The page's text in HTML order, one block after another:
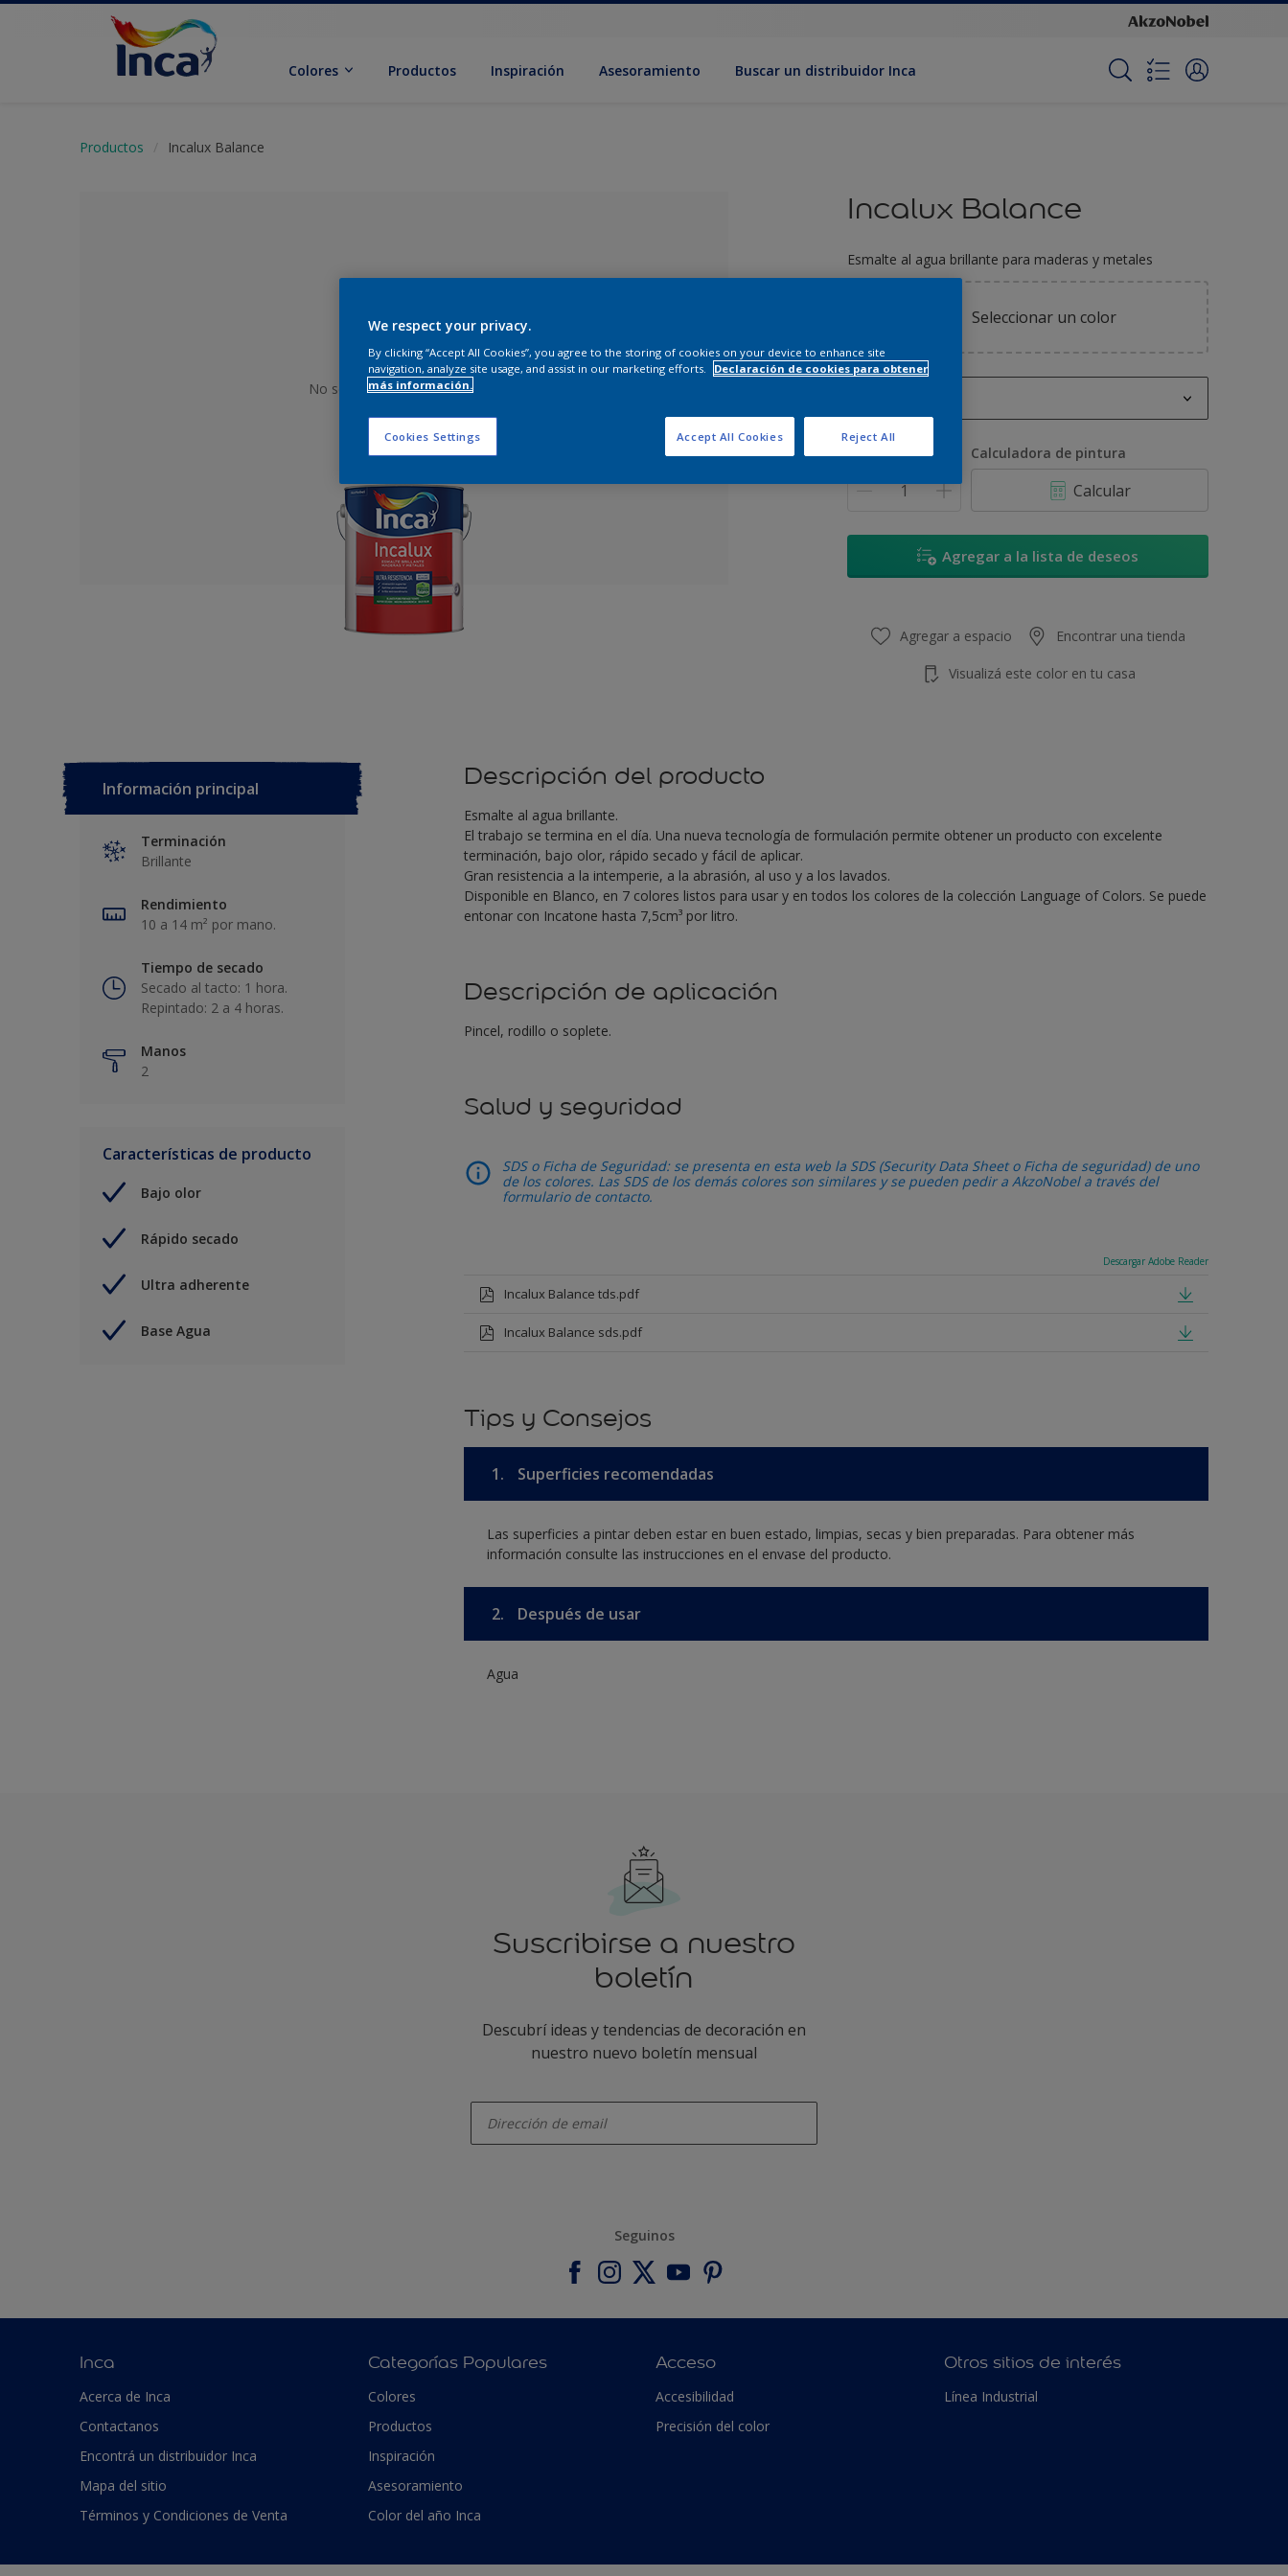
Colores Productos Inspiración Asesoramiento Buscar un distribuidor Inca
Productos Incalux Balance
No se ha seleccionado el color
Incalux Balance
Esmalte al agua brillante para maderas y metales
Seleccionar un color
900 ML
4 L
Cantidad Calculadora de pintura
Calcular
Agregar a la lista de deseos
Agregar a espacio Encontrar una tienda
Visualizá este color en tu casa
Información principal
Terminación
Brillante
Rendimiento
10 a 14 m² por mano.
Tiempo de secado
Secado al tacto: 1 hora.
Repintado: 2 a 4 horas.
Manos
2
Características de producto
Bajo olor
Rápido secado
Ultra adherente
Base Agua
Descripción del producto
Esmalte al agua brillante.
El trabajo se termina en el día. Una nueva tecnología de formulación permite obtener un producto con excelente
terminación, bajo olor, rápido secado y fácil de aplicar.
Gran resistencia a la intemperie, a la abrasión, al uso y a los lavados.
Disponible en Blanco, en 7 colores listos para usar y en todos los colores de la colección Language of Colors. Se puede
entonar con Incatone hasta 7,5cm³ por litro.
Descripción de aplicación
Pincel, rodillo o soplete.
Salud y seguridad
SDS o Ficha de Seguridad: se presenta en esta web la SDS (Security Data Sheet o Ficha de seguridad) de uno
de los colores. Las SDS de los demás colores son similares y se pueden pedir a AkzoNobel a través del
formulario de contacto.
Descargar Adobe Reader
Incalux Balance tds.pdf
Incalux Balance sds.pdf
Tips y Consejos
1. Superficies recomendadas
Las superficies a pintar deben estar en buen estado, limpias, secas y bien preparadas. Para obtener más
información consulte las instrucciones en el envase del producto.
2. Después de usar
Agua
Suscribirse a nuestro
boletín
Descubrí ideas y tendencias de decoración en
nuestro nuevo boletín mensual
Seguinos
Inca
Acerca de Inca
Contactanos
Encontrá un distribuidor Inca
Mapa del sitio
Términos y Condiciones de Venta
Categorías Populares
Colores
Productos
Inspiración
Asesoramiento
Color del año Inca
Acceso
Accesibilidad
Precisión del color
Otros sitios de interés
Línea Industrial
We respect your privacy.
By clicking “Accept All Cookies”, you agree to the storing of cookies on your device to enhance site
navigation, analyze site usage, and assist in our marketing efforts.
Declaración de cookies para obtener
más información.
Cookies Settings Reject All
Accept All Cookies